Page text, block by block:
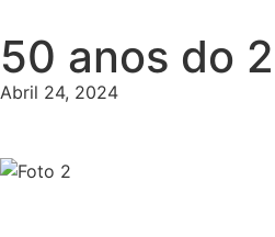
50 anos do
Abril 24, 2024